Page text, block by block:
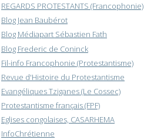
REGARDS PROTESTANTS (Francophonie)
Blog Jean Baubérot
Blog Médiapart Sébastien Fath
Blog Frederic de Coninck
Fil-info Francophonie (Protestantisme)
Revue d'Histoire du Protestantisme
Evangéliques Tziganes (Le Cossec)
Protestantisme français (FPF)
Eglises congolaises, CASARHEMA
InfoChrétienne